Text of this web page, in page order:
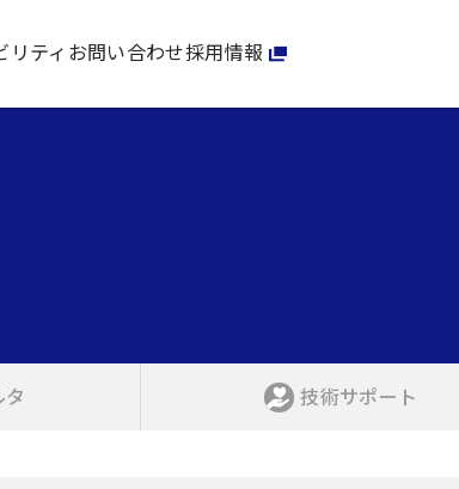
リティ お問い合わせ採用情報
タ 技術サポート